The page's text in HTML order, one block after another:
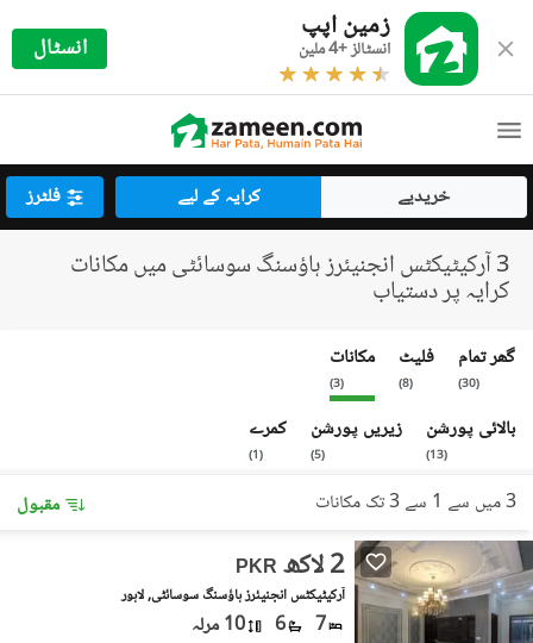
زمین اپپ
انسٹالز +4 ملین انسٹال
خریدیے کرایہ کے لیے فلٹرز
3 آرکیٹیکٹس انجنیئرز ہاؤسنگ سوسائٹی میں مکانات
کرایہ پر دستیاب
گھر تمام
(
30
)
فلیٹ
(
8
)
مکانات
(
3
)
بالائی پورشن
(
13
)
زیریں پورشن
(
5
)
کمرے
(
1
)
3 میں سے 1 سے 3 تک مکانات مقبول
PKR 2 لاکھ
آرکیٹیکٹس انجنیئرز ہاؤسنگ سوسائٹی, لاہور
7
6 10 مرلہ